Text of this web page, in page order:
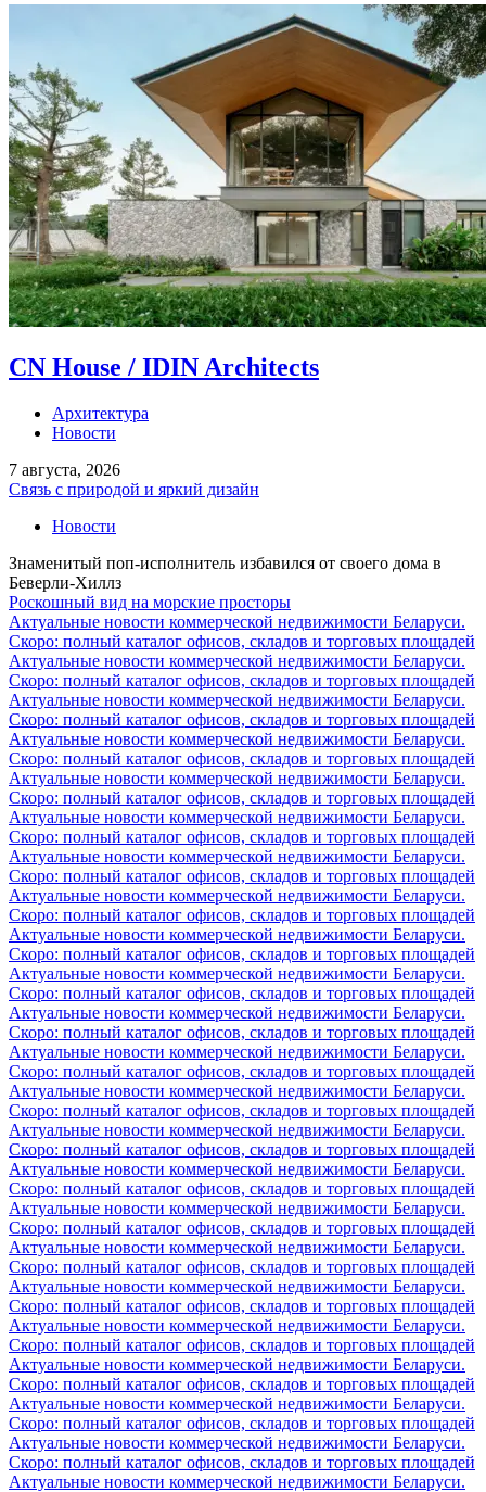
CN House / IDIN Architects
Архитектура
Новости
7 августа, 2026
Связь с природой и яркий дизайн
Новости
Знаменитый поп-исполнитель избавился от своего дома в
Беверли-Хиллз
Роскошный вид на морские просторы
Актуальные новости коммерческой недвижимости Беларуси.
Скоро: полный каталог офисов, складов и торговых площадей
Актуальные новости коммерческой недвижимости Беларуси.
Скоро: полный каталог офисов, складов и торговых площадей
Актуальные новости коммерческой недвижимости Беларуси.
Скоро: полный каталог офисов, складов и торговых площадей
Актуальные новости коммерческой недвижимости Беларуси.
Скоро: полный каталог офисов, складов и торговых площадей
Актуальные новости коммерческой недвижимости Беларуси.
Скоро: полный каталог офисов, складов и торговых площадей
Актуальные новости коммерческой недвижимости Беларуси.
Скоро: полный каталог офисов, складов и торговых площадей
Актуальные новости коммерческой недвижимости Беларуси.
Скоро: полный каталог офисов, складов и торговых площадей
Актуальные новости коммерческой недвижимости Беларуси.
Скоро: полный каталог офисов, складов и торговых площадей
Актуальные новости коммерческой недвижимости Беларуси.
Скоро: полный каталог офисов, складов и торговых площадей
Актуальные новости коммерческой недвижимости Беларуси.
Скоро: полный каталог офисов, складов и торговых площадей
Актуальные новости коммерческой недвижимости Беларуси.
Скоро: полный каталог офисов, складов и торговых площадей
Актуальные новости коммерческой недвижимости Беларуси.
Скоро: полный каталог офисов, складов и торговых площадей
Актуальные новости коммерческой недвижимости Беларуси.
Скоро: полный каталог офисов, складов и торговых площадей
Актуальные новости коммерческой недвижимости Беларуси.
Скоро: полный каталог офисов, складов и торговых площадей
Актуальные новости коммерческой недвижимости Беларуси.
Скоро: полный каталог офисов, складов и торговых площадей
Актуальные новости коммерческой недвижимости Беларуси.
Скоро: полный каталог офисов, складов и торговых площадей
Актуальные новости коммерческой недвижимости Беларуси.
Скоро: полный каталог офисов, складов и торговых площадей
Актуальные новости коммерческой недвижимости Беларуси.
Скоро: полный каталог офисов, складов и торговых площадей
Актуальные новости коммерческой недвижимости Беларуси.
Скоро: полный каталог офисов, складов и торговых площадей
Актуальные новости коммерческой недвижимости Беларуси.
Скоро: полный каталог офисов, складов и торговых площадей
Актуальные новости коммерческой недвижимости Беларуси.
Скоро: полный каталог офисов, складов и торговых площадей
Актуальные новости коммерческой недвижимости Беларуси.
Скоро: полный каталог офисов, складов и торговых площадей
Актуальные новости коммерческой недвижимости Беларуси.